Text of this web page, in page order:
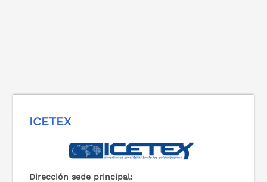
ICETEX
Dirección sede principal: